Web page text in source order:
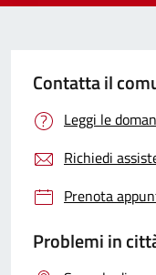
Contatta il
Leggi le
Richiedi
Prenota
Problemi in